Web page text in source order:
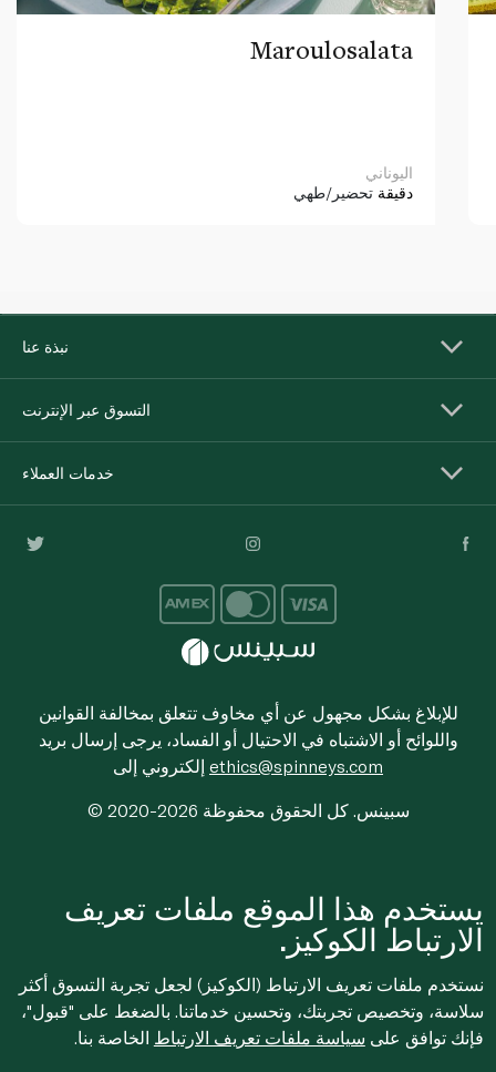
Maroulosalata
اليوناني
دقيقة تحضير/طهي
نبذة عنا
التسوق عبر الإنترنت
خدمات العملاء
للإبلاغ بشكل مجهول عن أي مخاوف تتعلق بمخالفة القوانين
واللوائح أو الاشتباه في الاحتيال أو الفساد، يرجى إرسال بريد
ethics@spinneys.com
© 2020-2026 سبينس. كل الحقوق محفوظة
يستخدم هذا الموقع ملفات تعريف
الارتباط الكوكيز.
نستخدم ملفات تعريف الارتباط (الكوكيز) لجعل تجربة التسوق أكثر
سلاسة، وتخصيص تجربتك، وتحسين خدماتنا. بالضغط على "قبول"،
فإنك توافق على سياسة ملفات تعريف الارتباط الخاصة بنا.